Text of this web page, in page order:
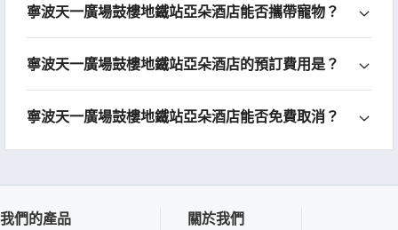
寧波天一廣場鼓樓地鐵站亞朵酒店能否攜帶寵物？
寧波天一廣場鼓樓地鐵站亞朵酒店的預訂費用是？
寧波天一廣場鼓樓地鐵站亞朵酒店能否免費取消？
我們的產品 關於我們